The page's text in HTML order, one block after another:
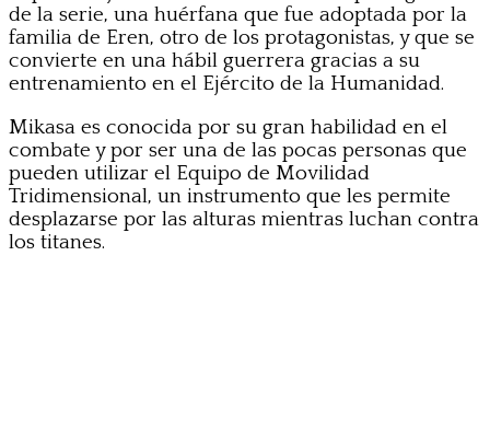
de la serie, una huérfana que fue adoptada por la
familia de Eren, otro de los protagonistas, y que se
convierte en una hábil guerrera gracias a su
entrenamiento en el Ejército de la Humanidad.
Mikasa es conocida por su gran habilidad en el
combate y por ser una de las pocas personas que
pueden utilizar el Equipo de Movilidad
Tridimensional, un instrumento que les permite
desplazarse por las alturas mientras luchan contra
los titanes.